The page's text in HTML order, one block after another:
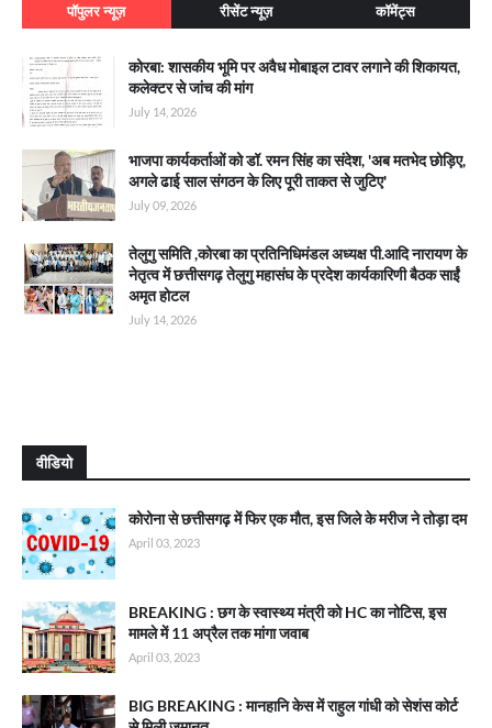
पॉपुलर न्यूज़ रीसेंट न्यूज़ कॉमेंट्स
कोरबा: शासकीय भूमि पर अवैध मोबाइल टावर लगाने की शिकायत,
कलेक्टर से जांच की मांग
July 14, 2026
भाजपा कार्यकर्ताओं को डॉ. रमन सिंह का संदेश, 'अब मतभेद छोड़िए,
अगले ढाई साल संगठन के लिए पूरी ताकत से जुटिए'
July 09, 2026
तेलुगु समिति ,कोरबा का प्रतिनिधिमंडल अध्यक्ष पी.आदि नारायण के
नेतृत्व में छत्तीसगढ़ तेलुगु महासंघ के प्रदेश कार्यकारिणी बैठक साईं
अमृत होटल
July 14, 2026
वीडियो
कोरोना से छत्तीसगढ़ में फिर एक मौत, इस जिले के मरीज ने तोड़ा दम
April 03, 2023
BREAKING : छग के स्वास्थ्य मंत्री को HC का नोटिस, इस
मामले में 11 अप्रैल तक मांगा जवाब
April 03, 2023
BIG BREAKING : मानहानि केस में राहुल गांधी को सेशंस कोर्ट